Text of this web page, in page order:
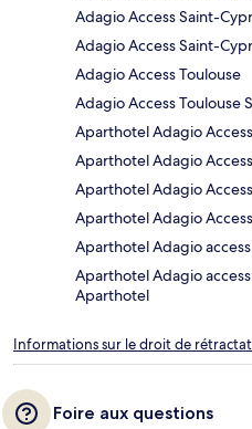
Adagio Access Saint-
Adagio Access Saint-
Adagio Access Toulouse
Adagio Access Toulouse
Aparthotel Adagio
Aparthotel Adagio
Aparthotel Adagio
Aparthotel Adagio
Aparthotel Adagio
Aparthotel Adagio
Aparthotel
Informations sur le droit de
Foire aux questions